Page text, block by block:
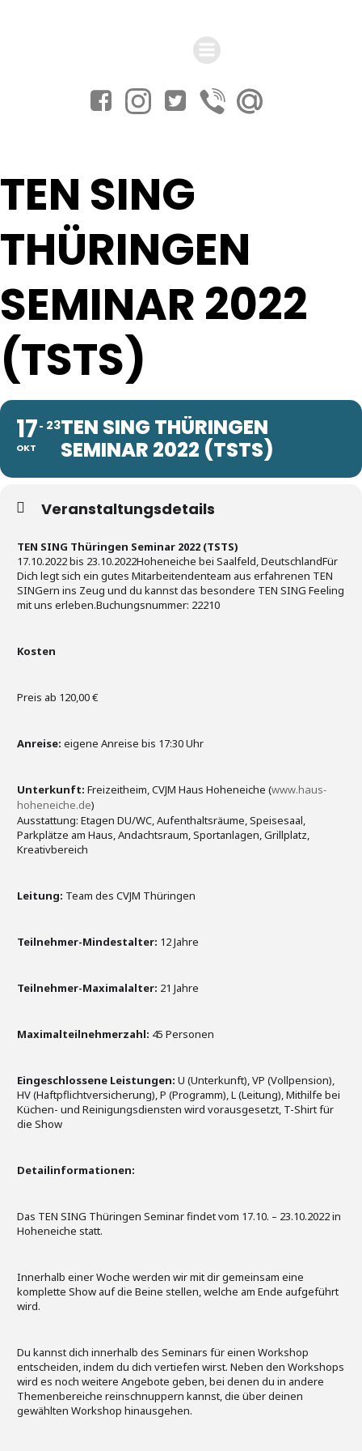
springen
TEN SING
THÜRINGEN
SEMINAR 2022
(TSTS)
17
OKT
23TEN SING THÜRINGEN
SEMINAR 2022 (TSTS)
Veranstaltungsdetails
TEN SING Thüringen Seminar 2022 (TSTS)
17.10.2022 bis 23.10.2022Hoheneiche bei Saalfeld, DeutschlandFür
Dich legt sich ein gutes Mitarbeitendenteam aus erfahrenen TEN
SINGern ins Zeug und du kannst das besondere TEN SING Feeling
mit uns erleben.Buchungsnummer: 22210
Kosten
Preis ab 120,00 €
Anreise: eigene Anreise bis 17:30 Uhr
Unterkunft: Freizeitheim, CVJM Haus Hoheneiche (www.haus-
hoheneiche.de)
Ausstattung: Etagen DU/WC, Aufenthaltsräume, Speisesaal,
Parkplätze am Haus, Andachtsraum, Sportanlagen, Grillplatz,
Kreativbereich
Leitung: Team des CVJM Thüringen
Teilnehmer-Mindestalter: 12 Jahre
Teilnehmer-Maximalalter: 21 Jahre
Maximalteilnehmerzahl: 45 Personen
Eingeschlossene Leistungen: U (Unterkunft), VP (Vollpension),
HV (Haftpflichtversicherung), P (Programm), L (Leitung), Mithilfe bei
Küchen- und Reinigungsdiensten wird vorausgesetzt, T-Shirt für
die Show
Detailinformationen:
Das TEN SING Thüringen Seminar findet vom 17.10. – 23.10.2022 in
Hoheneiche statt.
Innerhalb einer Woche werden wir mit dir gemeinsam eine
komplette Show auf die Beine stellen, welche am Ende aufgeführt
wird.
Du kannst dich innerhalb des Seminars für einen Workshop
entscheiden, indem du dich vertiefen wirst. Neben den Workshops
wird es noch weitere Angebote geben, bei denen du in andere
Themenbereiche reinschnuppern kannst, die über deinen
gewählten Workshop hinausgehen.